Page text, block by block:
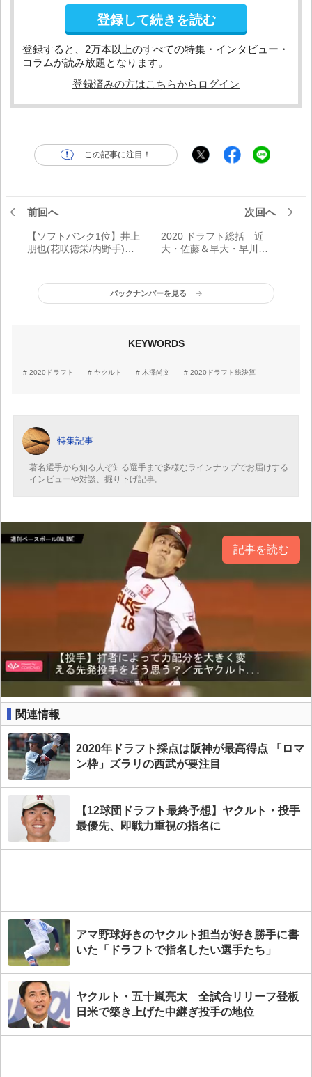
登録して続きを読む
登録すると、2万本以上のすべての特集・インタビュー・
コラムが読み放題となります。
登録済みの方はこちらからログイン
この記事に注目！
前回へ
【ソフトバンク1位】井上
朋也(花咲徳栄/内野手)
ー
次回へ
2020 ドラフト総括 近
大・佐藤＆早大・早川に
京高・高橋は地元・中日
が一本釣り
バックナンバーを見る
KEYWORDS
2020ドラフト ヤクルト 木澤尚文 2020ドラフト総決算
特集記事
著名選手から知る人ぞ知る選手まで多様なラインナップでお届けする
インビューや対談、掘り下げ記事。
記事を読む
関連情報
2020年ドラフト採点は阪神が最高得点 「ロマ
ン枠」ズラリの西武が要注目
【12球団ドラフト最終予想】ヤクルト・投手
最優先、即戦力重視の指名に
アマ野球好きのヤクルト担当が好き勝手に書
いた「ドラフトで指名したい選手たち」
ヤクルト・五十嵐亮太 全試合リリーフ登板
日米で築き上げた中継ぎ投手の地位